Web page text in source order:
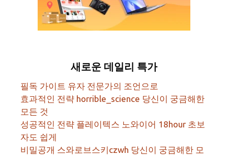
새로운 데일리 특가
필독 가이트 유자 전문가의 조언으로
효과적인 전략 horrible_science 당신이 궁금해한
모든 것
성공적인 전략 플레이텍스 노와이어 18hour 초보
자도 쉽게
비밀공개 스와로브스키czwh 당신이 궁금해한 모